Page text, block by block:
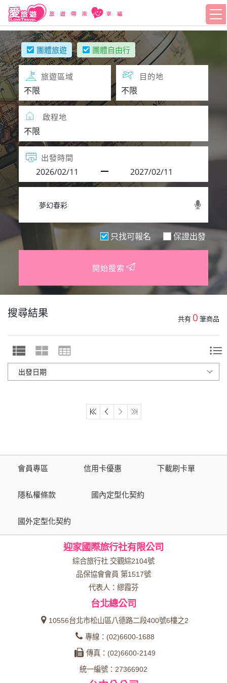
團體旅遊 團體自由行
旅遊區域 目的地
啟程地
出發時間
只找可報名 保證出發
開始搜索
搜尋結果 共有 0 筆商品
會員專區 信用卡優惠 下載刷卡單
隱私權條款 國內定型化契約
國外定型化契約
迎家國際旅行社有限公司
綜合旅行社 交觀綜2104號
品保協會會員 第1517號
代表人：繆霞芬
台北總公司
10556台北市松山區八德路二段400號6樓之2
專線：(02)6600-1688
傳真：(02)6600-2149
統一編號：27366902